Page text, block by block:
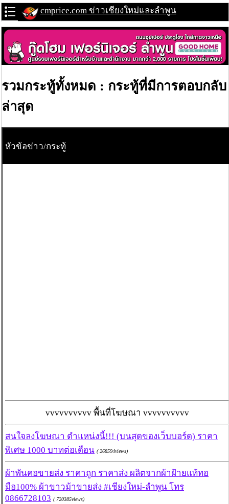
cmprice.com ข่าวเชียงใหม่และลำพูน
รวมกระทู้ทั้งหมด : กระทู้ที่มีการตอบกลับ
ล่าสุด
หัวข้อข่าว/กระทู้
vvvvvvvvvv พื้นที่โฆษณา vvvvvvvvvv
สนใจลงโฆษณา ตำแหน่งนี้!!! (บนสุดของเว็บบอร์ด) ราคา
พิเศษ 1000 บาทต่อเดือน ( 268594views)
ผ้าพันคอขายส่ง ราคาถูก ราคาส่ง ผลิตจากผ้าฝ้ายแท้ทอ
มือ100% ผ้าขาวม้าขายส่ง #เชียงใหม่-ลำพูน โทร
0866728103 ( 720385views)